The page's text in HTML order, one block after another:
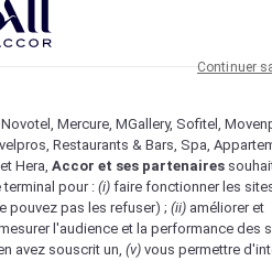
Mercure, MGallery, Sofitel,
Restaurants & Bars, Spa,
Hera, Accor et ses partenaires
pour : (i) faire fonctionner les
pouvez pas les refuser) ; (ii) améliorer et
l'audience et la performance des
avez souscrit un, (v) vous permettre
Continuer